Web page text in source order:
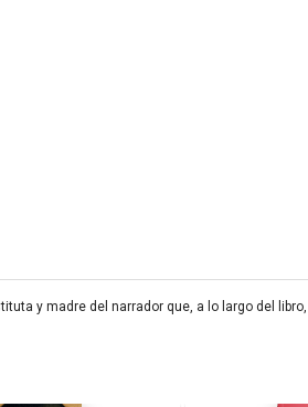
y madre del narrador que, a lo largo del